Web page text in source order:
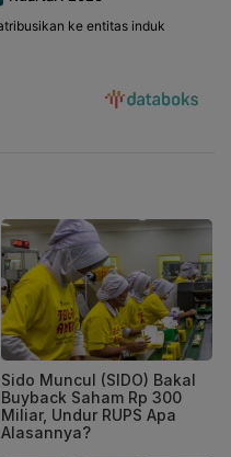
Sido Muncul (SIDO) Bakal
Buyback Saham Rp 300
Miliar, Undur RUPS Apa
Alasannya?